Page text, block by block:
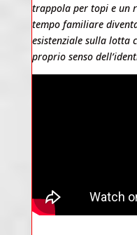
trappola per topi e un
tempo familiare
esistenziale sulla lotta
proprio senso